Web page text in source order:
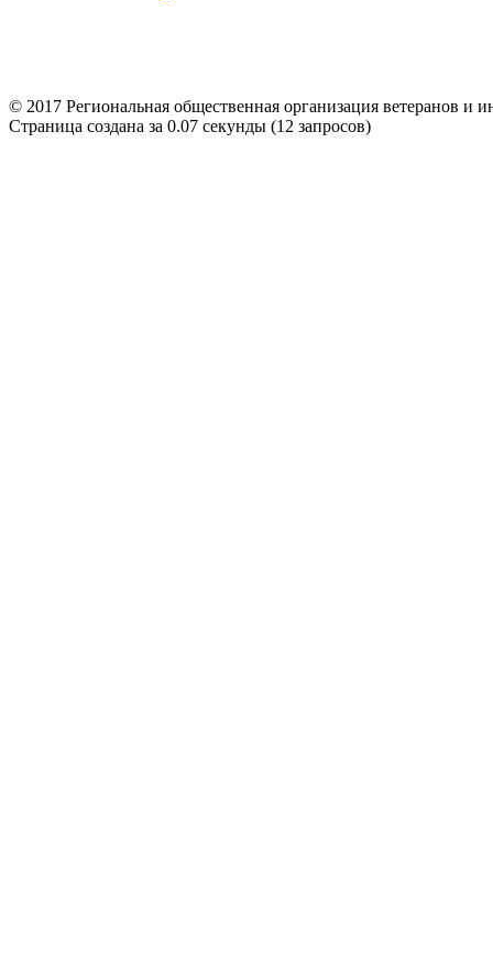
© 2017 Региональная общественная организация
Страница создана за 0.07 секунды (12 запросов)